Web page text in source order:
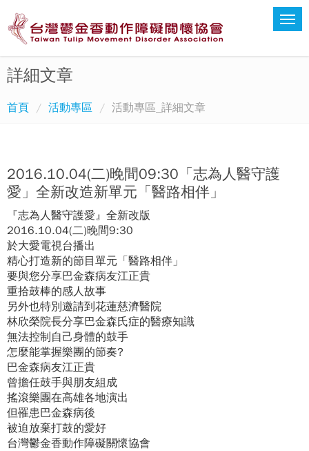
詳細文章
首頁 活動專區 活動專區_詳細文章
2016.10.04(二)晚間09:30「志為人醫守護
愛」全新改造新單元「醫路相伴」
『志為人醫守護愛』全新改版
2016.10.04(二)晚間9:30
於大愛電視台播出
精心打造新的節目單元「醫路相伴」
要與您分享巴金森病友江正貴
重拾鼓棒的感人故事
另外也特別邀請到花蓮慈濟醫院
林欣榮院長分享巴金森氏症的醫療知識
無法控制自己身體的鼓手
怎麼能掌握樂團的節奏?
巴金森病友江正貴
曾擔任鼓手與朋友組成
搖滾樂團在高雄各地演出
但罹患巴金森病後
被迫放棄打鼓的愛好
台灣鬱金香動作障礙關懷協會